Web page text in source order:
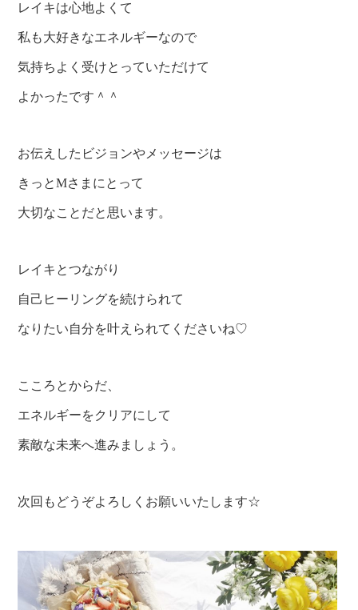
レイキは心地よくて
私も大好きなエネルギーなので
気持ちよく受けとっていただけて
よかったです＾＾
お伝えしたビジョンやメッセージは
きっとMさまにとって
大切なことだと思います。
レイキとつながり
自己ヒーリングを続けられて
なりたい自分を叶えられてくださいね♡
こころとからだ、
エネルギーをクリアにして
素敵な未来へ進みましょう。
次回もどうぞよろしくお願いいたします☆